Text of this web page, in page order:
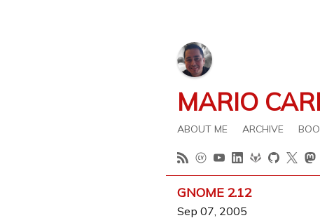
MARIO
ABOUT ME ARCHIVE
GNOME 2.12
Sep 07, 2005